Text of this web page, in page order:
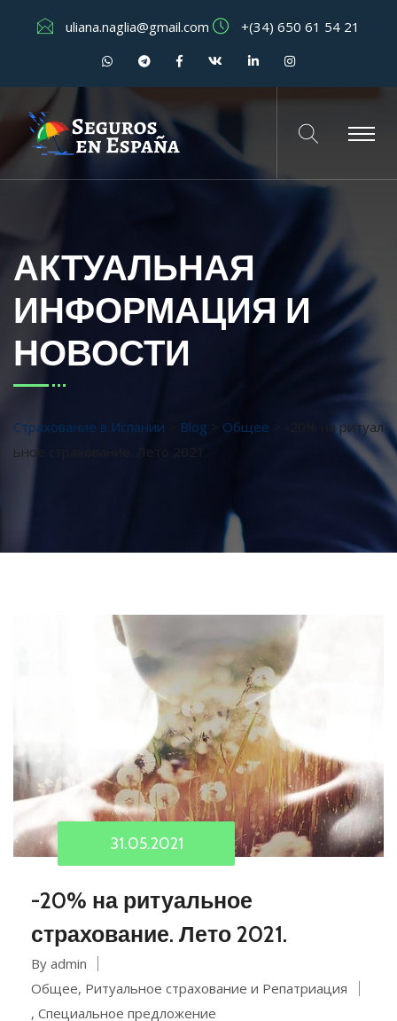
uliana.naglia@gmail.com +(34) 650 61 54 21
АКТУАЛЬНАЯ
ИНФОРМАЦИЯ И
НОВОСТИ
Страхование в Испании Blog Общее
-20% на ритуал
ьное страхование. Лето 2021.
31.05.2021
-20% на ритуальное
страхование. Лето 2021.
By admin
Общее, Ритуальное страхование и Репатриация
, Специальное предложение